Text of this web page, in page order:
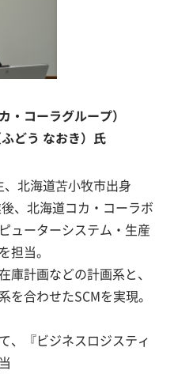
・コーラグループ）
どう なおき）氏
北海道苫小牧市出身
、北海道コカ・コーラボ
ューターシステム・生産
担当。
庫計画などの計画系と、
合わせたSCMを実現。
、『ビジネスロジスティ